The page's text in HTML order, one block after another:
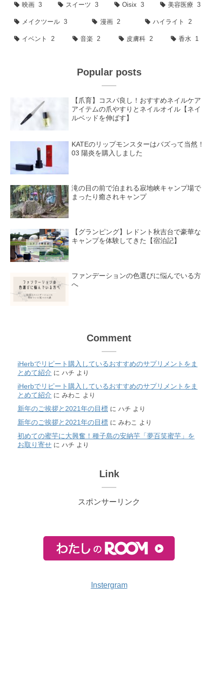
映画 3 スイーツ 3 Oisix 3 美容医療 3
メイクツール 3 漫画 2 ハイライト 2
イベント 2 音楽 2 皮膚科 2 香水 1
Popular posts
【爪育】コスパ良し！おすすめネイルケア
アイテムの爪やすりとネイルオイル【ネイ
ルベッドを伸ばす】
KATEのリップモンスターはバズって当然！
03 陽炎を購入しました
滝の目の前で泊まれる寂地峡キャンプ場で
まったり癒されキャンプ
【グランピング】レドント秋吉台で豪華な
キャンプを体験してきた【宿泊記】
ファンデーションの色選びに悩んでいる方
へ
Comment
iHerbでリピート購入しているおすすめのサプリメントをま
とめて紹介 に ハチ より
iHerbでリピート購入しているおすすめのサプリメントをま
とめて紹介 に みわこ より
新年のご挨拶と2021年の目標 に ハチ より
新年のご挨拶と2021年の目標 に みわこ より
初めての蜜芋に大興奮！種子島の安納芋「夢百笑蜜芋」を
お取り寄せ に ハチ より
Link
スポンサーリンク
Instergram